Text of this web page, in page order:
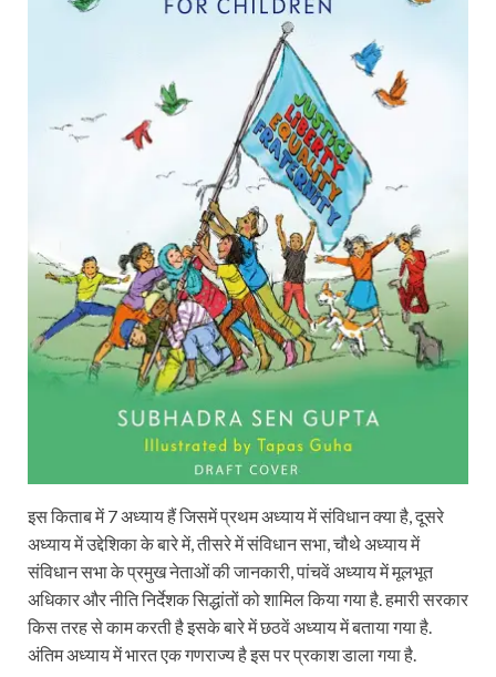
इस किताब में 7 अध्याय हैं जिसमें प्रथम अध्याय में संविधान क्या है, दूसरे
अध्याय में उद्देशिका के बारे में, तीसरे में संविधान सभा, चौथे अध्याय में
संविधान सभा के प्रमुख नेताओं की जानकारी, पांचवें अध्याय में मूलभूत
अधिकार और नीति निर्देशक सिद्धांतों को शामिल किया गया है. हमारी सरकार
किस तरह से काम करती है इसके बारे में छठवें अध्याय में बताया गया है.
अंतिम अध्याय में भारत एक गणराज्य है इस पर प्रकाश डाला गया है.